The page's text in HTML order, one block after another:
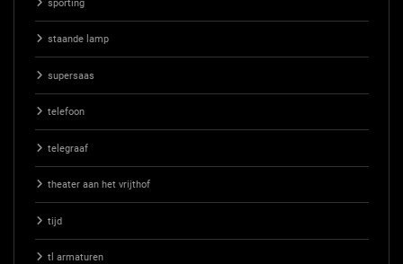
sporting
staande lamp
supersaas
telefoon
telegraaf
theater aan het vrijthof
tijd
tl armaturen